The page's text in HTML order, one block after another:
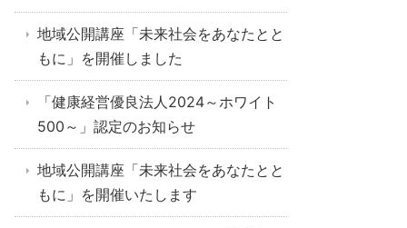
地域公開講座「未来社会をあなたとと
もに」を開催しました
「健康経営優良法人2024～ホワイト
500～」認定のお知らせ
地域公開講座「未来社会をあなたとと
もに」を開催いたします